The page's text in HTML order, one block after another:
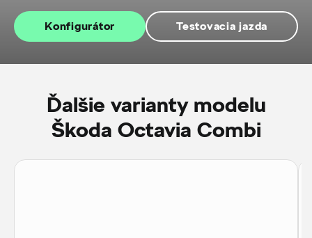
Konfigurátor Testovacia jazda
Ďalšie varianty modelu
Škoda Octavia Combi